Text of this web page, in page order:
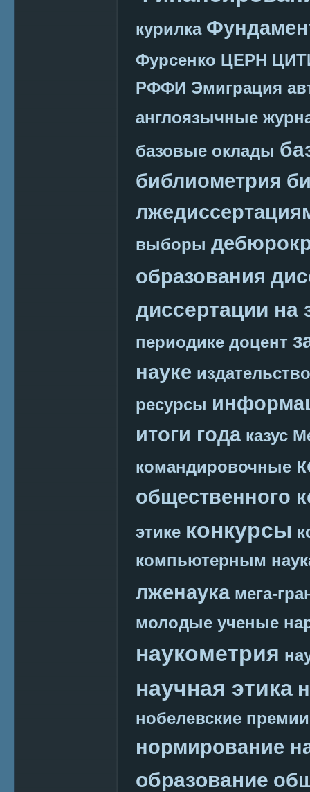
курилка
Фурсенко ЦЕРН
РФФИ Эмиграция
англоязычные
базовые оклады
библиометрия
выборы
образования
диссертации на
периодике доцент
науке издательство
ресурсы
итоги года казус
командировочные
общественного
этике конкурсы
компьютерным
лженаука мега-
молодые ученые
наукометрия
научная этика
нобелевские премии
нормирование
образование